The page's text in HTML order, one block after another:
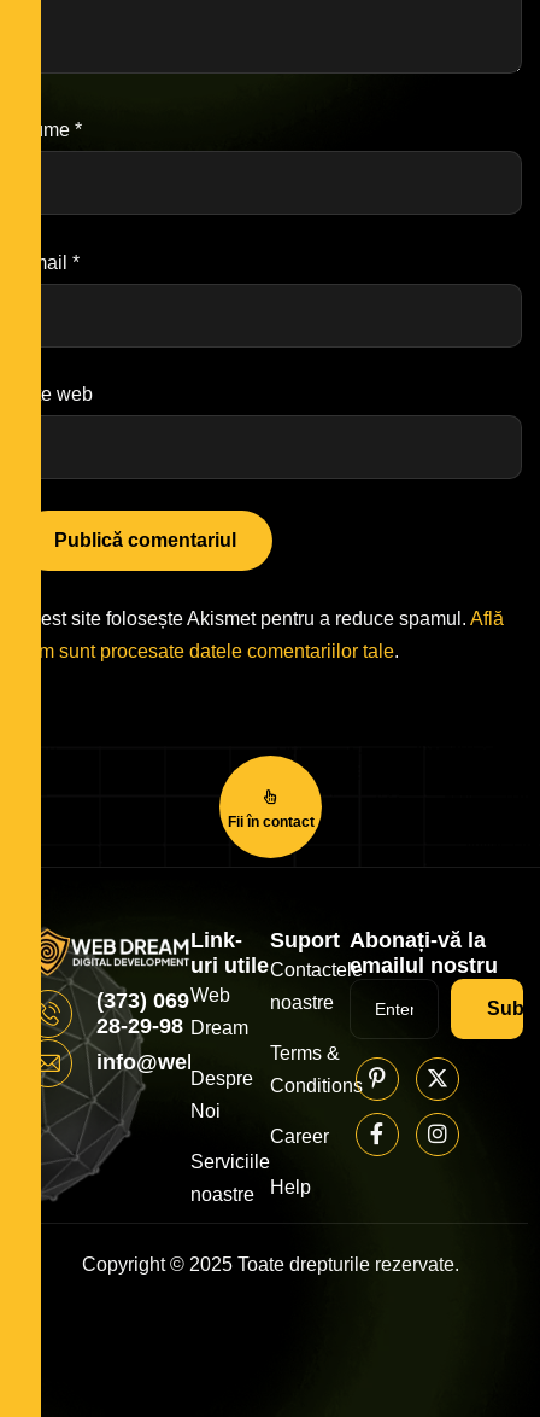
Nume *
Email *
Site web
Acest site folosește Akismet pentru a reduce spamul. Află
cum sunt procesate datele comentariilor tale.
Fii în contact
(373) 069
28-29-98
info@webdream.md
Link-
uri utile
Web
Dream
Despre
Noi
Serviciile
noastre
Suport
Contactele
noastre
Terms &
Conditions
Career
Help
Abonați-vă la
emailul nostru
Copyright © 2025 Toate drepturile rezervate.